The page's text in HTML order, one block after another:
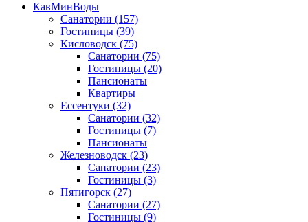
КавМинВоды
Санатории (157)
Гостиницы (39)
Кисловодск (75)
Санатории (75)
Гостиницы (20)
Пансионаты
Квартиры
Ессентуки (32)
Санатории (32)
Гостиницы (7)
Пансионаты
Железноводск (23)
Санатории (23)
Гостиницы (3)
Пятигорск (27)
Санатории (27)
Гостиницы (9)